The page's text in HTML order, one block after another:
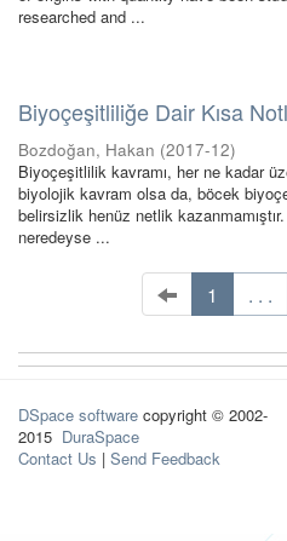
researched and ...
Biyoçeşitliliğe Dair Kısa
Bozdoğan, Hakan (2017-12)
Biyoçeşitlilik kavramı, her ne kadar
biyolojik kavram olsa da, böcek
belirsizlik henüz netlik
neredeyse ...
1 . . .
DSpace software copyright © 2002-
2015 DuraSpace
Contact Us | Send Feedback